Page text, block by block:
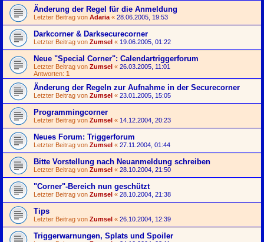
Änderung der Regel für die Anmeldung
Letzter Beitrag von Adaria « 28.06.2005, 19:53
Darkcorner & Darksecurecorner
Letzter Beitrag von Zumsel « 19.06.2005, 01:22
Neue "Special Corner": Calendartriggerforum
Letzter Beitrag von Zumsel « 26.03.2005, 11:01
Antworten: 1
Änderung der Regeln zur Aufnahme in der Securecorner
Letzter Beitrag von Zumsel « 23.01.2005, 15:05
Programmingcorner
Letzter Beitrag von Zumsel « 14.12.2004, 20:23
Neues Forum: Triggerforum
Letzter Beitrag von Zumsel « 27.11.2004, 01:44
Bitte Vorstellung nach Neuanmeldung schreiben
Letzter Beitrag von Zumsel « 28.10.2004, 21:50
"Corner"-Bereich nun geschützt
Letzter Beitrag von Zumsel « 28.10.2004, 21:38
Tips
Letzter Beitrag von Zumsel « 26.10.2004, 12:39
Triggerwarnungen, Splats und Spoiler